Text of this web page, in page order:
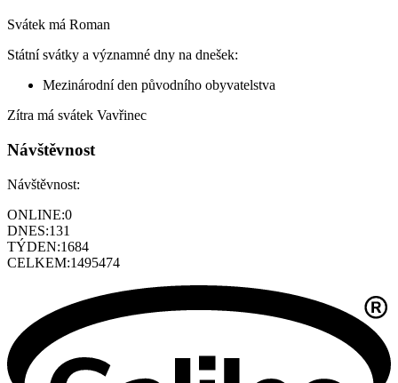
Svátek má Roman
Státní svátky a významné dny na dnešek:
Mezinárodní den původního obyvatelstva
Zítra má svátek Vavřinec
Návštěvnost
Návštěvnost:
ONLINE:0
DNES:131
TÝDEN:1684
CELKEM:1495474